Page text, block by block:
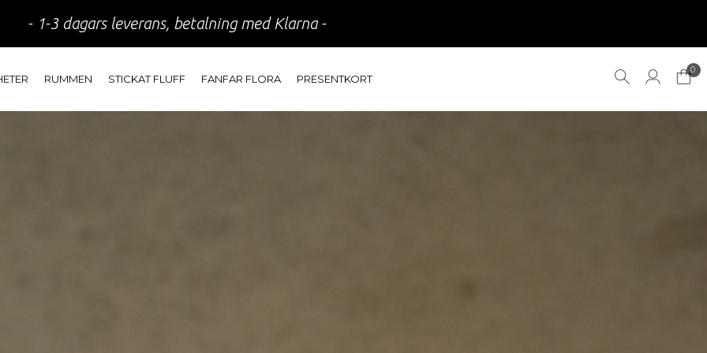
- 1-3 dagars leverans, betalning med Klarna -
RUMMEN STICKAT FLUFF FANFAR FLORA PRESENTKORT
0